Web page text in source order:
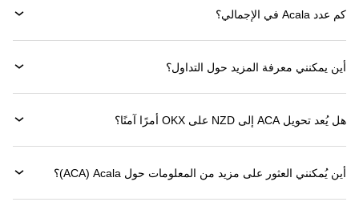
كم عدد Acala في الإجمالي؟
أين يمكنني معرفة المزيد حول التداول؟
هل يُعد تحويل ACA إلى NZD على OKX أمرًا آمنًا؟
أين يُمكنني العثور على مزيد من المعلومات حول ‏Acala (‏ACA)؟